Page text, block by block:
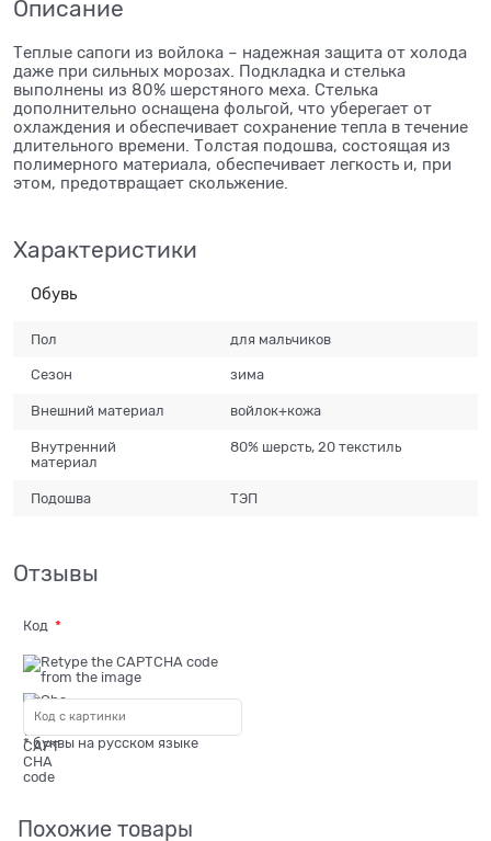
Описание
Теплые сапоги из войлока – надежная защита от холода
даже при сильных морозах. Подкладка и стелька
выполнены из 80% шерстяного меха. Стелька
дополнительно оснащена фольгой, что уберегает от
охлаждения и обеспечивает сохранение тепла в течение
длительного времени. Толстая подошва, состоящая из
полимерного материала, обеспечивает легкость и, при
этом, предотвращает скольжение.
Характеристики
Обувь
Пол для мальчиков
Сезон зима
Внешний материал войлок+кожа
Внутренний
материал
80% шерсть, 20 текстиль
Подошва ТЭП
Отзывы
Код
* буквы на русском языке
Похожие товары